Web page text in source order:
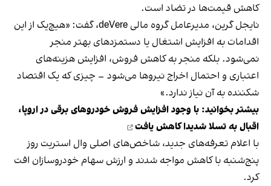
کاهش قیمت‌ها در تضاد است.
نایجل گرین، مدیرعامل گروه مالی deVere، گفت: «هیچ‌یک از این
اقدامات به افزایش اشتغال یا دستمزدهای بهتر منجر
نمی‌شود. بلکه منجر به کاهش فروش، افزایش هزینه‌های
اعتباری و احتمال اخراج نیروها می‌شود – چیزی که یک اقتصاد
شکننده به آن نیاز ندارد.»
بیشتر بخوانید: با وجود افزایش فروش خودروهای برقی در اروپا،
اقبال به تسلا شدیدا کاهش یافت
با اعلام تعرفه‌های جدید، شاخص‌های اصلی وال استریت روز
پنج‌شنبه با کاهش مواجه شدند و ارزش سهام خودروسازان افت
کرد.